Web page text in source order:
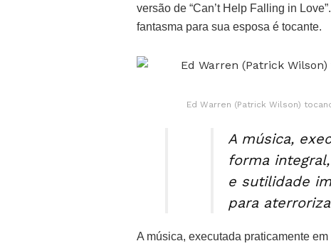
versão de “Can’t Help Falling in
fantasma para sua esposa é tocante.
Ed Warren (Patrick Wilson)
A música,
forma
e sutilidade
para
A música, executada praticamente